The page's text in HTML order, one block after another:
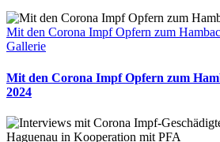
Mit den Corona Impf Opfern zum
Gallerie
Mit den Corona Impf Opfern zum
2024